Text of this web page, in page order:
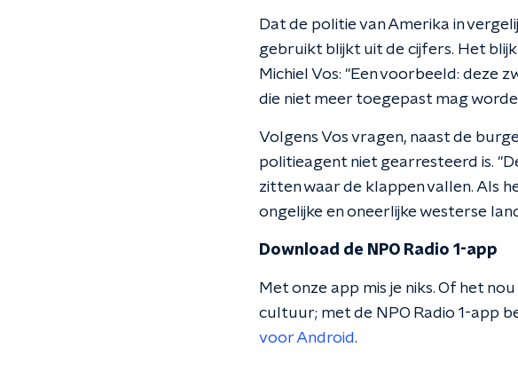
Dat de politie van Amerika in
gebruikt blijkt uit de cijfers. Het
Michiel Vos: "Een voorbeeld: deze
die niet meer toegepast mag
Volgens Vos vragen, naast de
politieagent niet gearresteerd is.
zitten waar de klappen vallen. Als
ongelijke en oneerlijke westerse
Download de NPO Radio 1-app
Met onze app mis je niks. Of het
cultuur; met de NPO Radio 1-app
voor Android.